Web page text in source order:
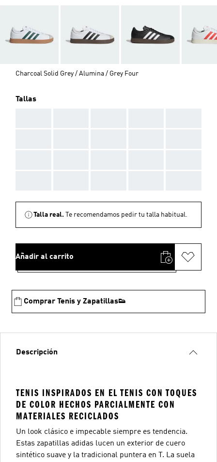
Charcoal Solid Grey / Alumina / Grey Four
Tallas
Talla real. Te recomendamos pedir tu talla habitual.
Añadir al carrito
Comprar Tenis y Zapatillas👟
Descripción
TENIS INSPIRADOS EN EL TENIS CON TOQUES
DE COLOR HECHOS PARCIALMENTE CON
MATERIALES RECICLADOS
Un look clásico e impecable siempre es tendencia.
Estas zapatillas adidas lucen un exterior de cuero
sintético suave y la tradicional puntera en T. La suela